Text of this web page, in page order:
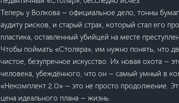
Теперь у Волкова — официальное дело, тонны
аудиту рисков, и старый страх, который стал его
пластика, оставленный убийцей на месте
Чтобы поймать «Столяра», им нужно понять, что
чистое, безупречное искусство. Их новая охота —
человека, убеждённого, что он — самый умный в
«Некомплект 2.0» — это не просто продолжение.
цена идеального плана — жизнь.